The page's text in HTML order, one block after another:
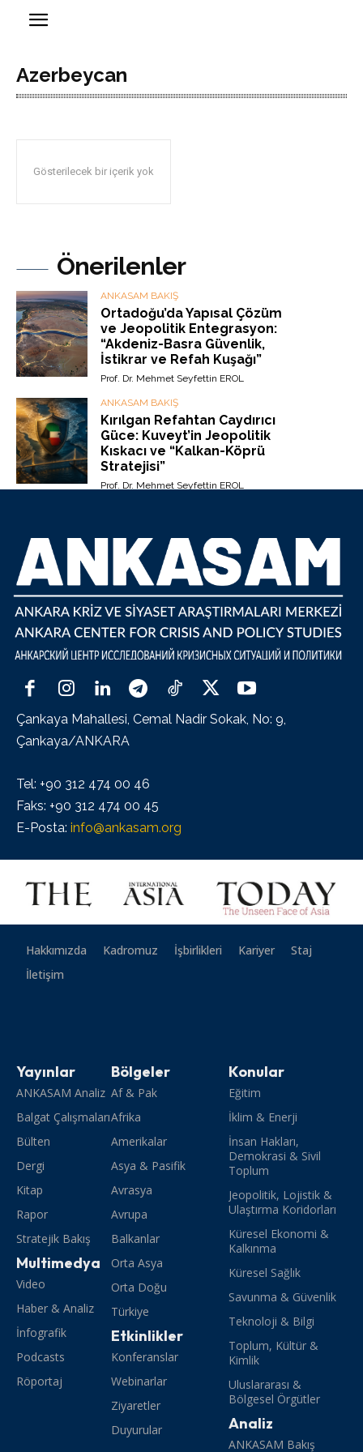
Azerbeycan
Gösterilecek bir içerik yok
Önerilenler
ANKASAM BAKIŞ
Ortadoğu’da Yapısal Çözüm
ve Jeopolitik Entegrasyon:
“Akdeniz-Basra Güvenlik,
İstikrar ve Refah Kuşağı”
Prof. Dr. Mehmet Seyfettin EROL
ANKASAM BAKIŞ
Kırılgan Refahtan Caydırıcı
Güce: Kuveyt’in Jeopolitik
Kıskacı ve “Kalkan-Köprü
Stratejisi”
Prof. Dr. Mehmet Seyfettin EROL
Çankaya Mahallesi, Cemal Nadir Sokak, No: 9,
Çankaya/ANKARA
Tel: +90 312 474 00 46
Faks: +90 312 474 00 45
E-Posta: info@ankasam.org
Hakkımızda Kadromuz İşbirlikleri Kariyer
Staj
İletişim
Yayınlar
ANKASAM Analiz
Balgat Çalışmaları
Bülten
Dergi
Kitap
Rapor
Stratejik Bakış
Multimedya
Video
Haber & Analiz
İnfografik
Podcasts
Röportaj
Bölgeler
Af & Pak
Afrika
Amerikalar
Asya & Pasifik
Avrasya
Avrupa
Balkanlar
Orta Asya
Orta Doğu
Türkiye
Etkinlikler
Konferanslar
Webinarlar
Ziyaretler
Duyurular
Konular
Eğitim
İklim & Enerji
İnsan Hakları,
Demokrasi & Sivil
Toplum
Jeopolitik, Lojistik &
Ulaştırma Koridorları
Küresel Ekonomi &
Kalkınma
Küresel Sağlık
Savunma & Güvenlik
Teknoloji & Bilgi
Toplum, Kültür &
Kimlik
Uluslararası &
Bölgesel Örgütler
Analiz
ANKASAM Bakış